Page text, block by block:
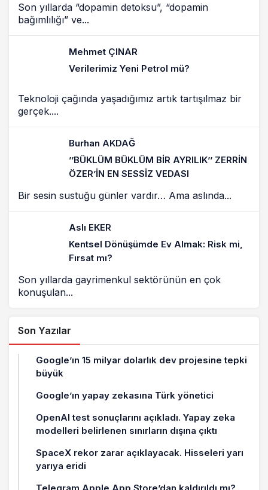
Son yıllarda “dopamin detoksu”, “dopamin
bağımlılığı” ve...
Mehmet ÇINAR
Verilerimiz Yeni Petrol mü?
Teknoloji çağında yaşadığımız artık tartışılmaz bir
gerçek....
Burhan AKDAĞ
’’BÜKLÜM BÜKLÜM BİR AYRILIK’’ ZERRİN
ÖZER’İN EN SESSİZ VEDASI
Bir sesin sustuğu günler vardır… Ama aslında...
Aslı EKER
Kentsel Dönüşümde Ev Almak: Risk mi,
Fırsat mı?
Son yıllarda gayrimenkul sektörünün en çok
konuşulan...
Son Yazılar
Google’ın 15 milyar dolarlık dev projesine tepki
büyük
Google’ın yapay zekasına Türk yönetici
OpenAI test sonuçlarını açıkladı. Yapay zeka
modelleri belirlenen sınırların dışına çıktı
SpaceX rekor zarar açıklayacak. Hisseleri yarı
yarıya eridi
Telegram Apple App Store’dan kaldırıldı mı?